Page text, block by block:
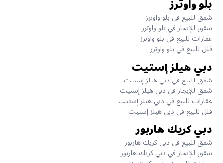
بلو واوترز
شقق للبيع في بلو واوترز
شقق للإيجار في بلو واوترز
عقارات للبيع في بلو واوترز
فلل للبيع في بلو واوترز
دبي هيلز إستيت
شقق للبيع في دبي هيلز إستيت
شقق للإيجار في دبي هيلز إستيت
عقارات للبيع في دبي هيلز إستيت
فلل للبيع في دبي هيلز إستيت
دبي كريك هاربور
شقق للبيع في دبي كريك هاربور
شقق للإيجار في دبي كريك هاربور